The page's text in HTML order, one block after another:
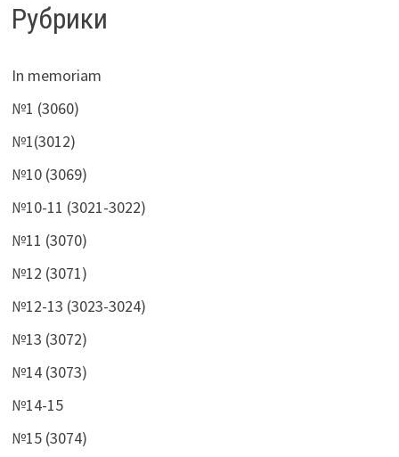
Рубрики
In memoriam
№1 (3060)
№1(3012)
№10 (3069)
№10-11 (3021-3022)
№11 (3070)
№12 (3071)
№12-13 (3023-3024)
№13 (3072)
№14 (3073)
№14-15
№15 (3074)